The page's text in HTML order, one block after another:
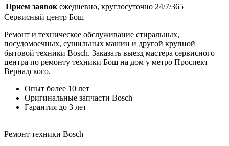
Прием заявок ежедневно, круглосуточно 24/7/365
Сервисный центр Бош
Ремонт и техническое обслуживание стиральных,
посудомоечных, сушильных машин и другой крупной
бытовой техники Bosch. Заказать выезд мастера сервисного
центра по ремонту техники Бош на дом у метро Проспект
Вернадского.
Опыт более 10 лет
Оригинальные запчасти Bosch
Гарантия до 3 лет
Ремонт техники Bosch